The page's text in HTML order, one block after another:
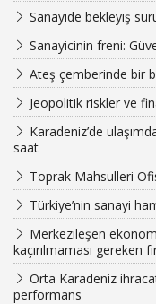
Sanayide bekleyiş
Sanayicinin freni:
Ateş çemberinde bir
Jeopolitik riskler ve
Karadeniz’de
saat
Toprak Mahsulleri
Türkiye’nin sanayi
Merkezileşen
kaçırılmaması gereken
Orta Karadeniz
performans